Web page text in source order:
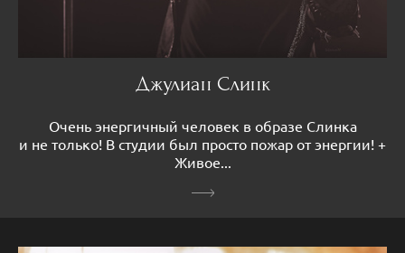
Джулиан Слинк
Очень энергичный человек в образе Слинка
и не только! В студии был просто пожар от энергии! +
Живое...